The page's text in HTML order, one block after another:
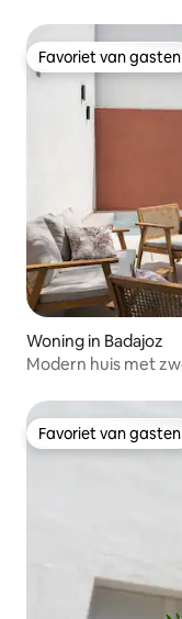
Favoriet van gasten
Favoriet van gasten
Woning in Badajoz
Modern huis met
Favoriet van gasten
Favoriet van gasten